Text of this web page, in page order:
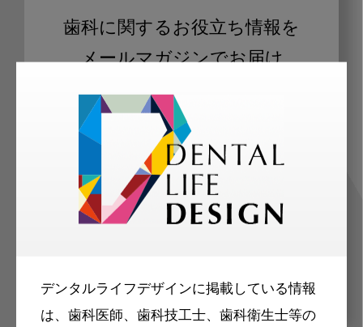
デンタルライフデザインに掲載している情報
は、歯科医師、歯科技工士、歯科衛生士等の
歯科に関するお役立ち情報を
メールマガジンでお届け
ご登録いただいた職種（歯科医師、歯
科衛生士、歯科技工士）に合わせた内
容のメールマガジンをお届けします。